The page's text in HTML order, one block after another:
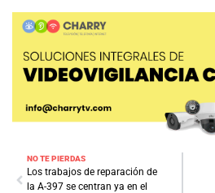
NO TE PIERDAS
Los trabajos de reparación de
la A-397 se centran ya en el